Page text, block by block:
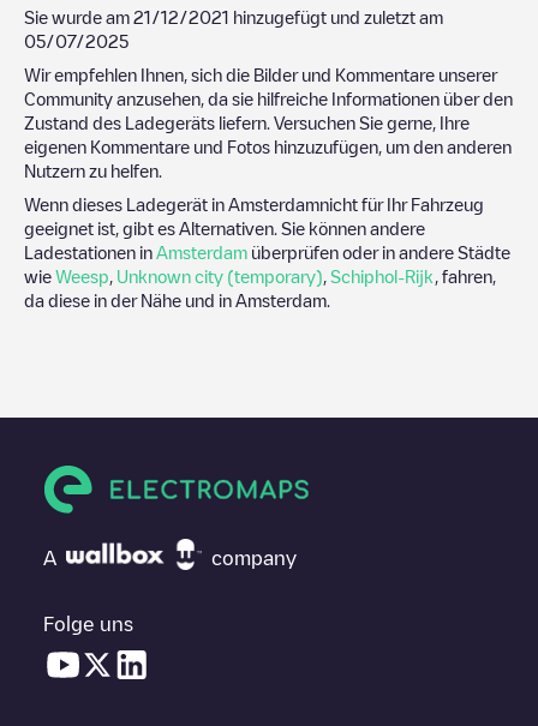
Sie wurde am 21/12/2021 hinzugefügt und zuletzt am
05/07/2025
Wir empfehlen Ihnen, sich die Bilder und Kommentare unserer
Community anzusehen, da sie hilfreiche Informationen über den
Zustand des Ladegeräts liefern. Versuchen Sie gerne, Ihre
eigenen Kommentare und Fotos hinzuzufügen, um den anderen
Nutzern zu helfen.
Wenn dieses Ladegerät in Amsterdamnicht für Ihr Fahrzeug
geeignet ist, gibt es Alternativen. Sie können andere
Ladestationen in Amsterdam überprüfen oder in andere Städte
wie Weesp Unknown city (temporary) Schiphol-Rijk , fahren,
da diese in der Nähe und in Amsterdam
A company
Folge uns